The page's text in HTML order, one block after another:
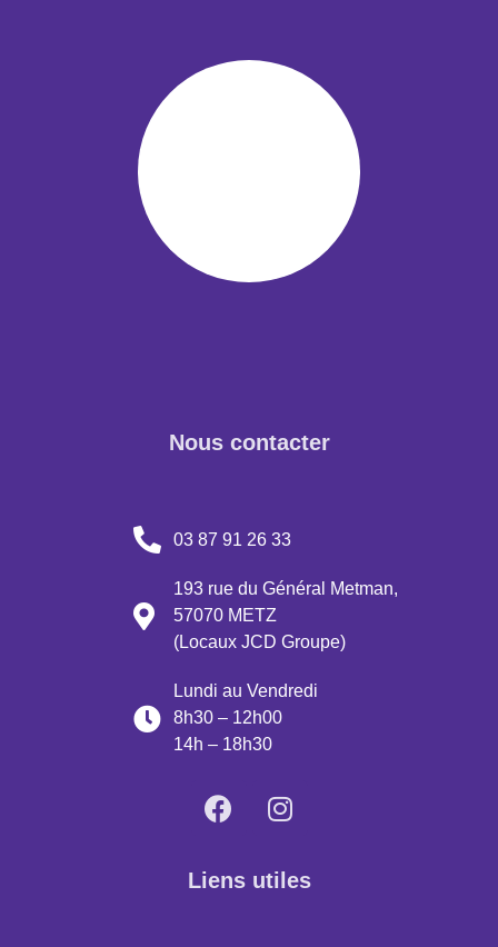
Nous contacter
03 87 91 26 33
193 rue du Général Metman,
57070 METZ
(Locaux JCD Groupe)
Lundi au Vendredi
8h30 – 12h00
14h – 18h30
Liens utiles